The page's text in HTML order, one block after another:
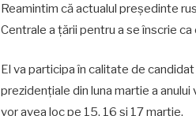
Reamintim că actualul președinte
Centrale a țării pentru a se înscrie
El va participa în calitate de
prezidențiale din luna martie a
vor avea loc pe 15, 16 și 17 martie.